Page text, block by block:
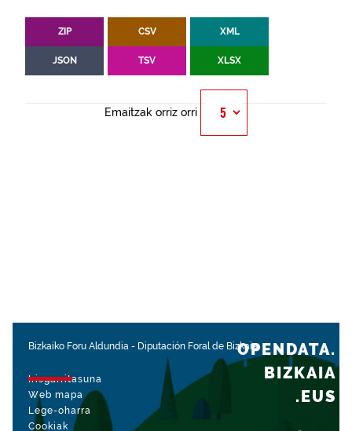
ZIP CSV XML
JSON TSV XLSX
Emaitzak orriz orri
Bizkaiko Foru Aldundia - Diputación Foral de Bizkaia
Irisgarritasuna
Web mapa
Lege-oharra
Cookiak
OPENDATA.
BIZKAIA
.EUS